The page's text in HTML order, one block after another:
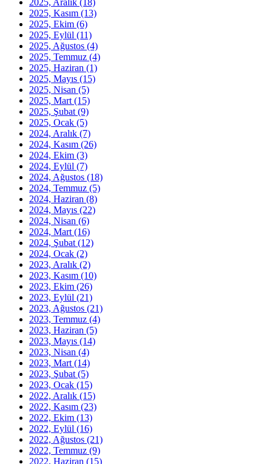
2025, Aralık (18)
2025, Kasım (13)
2025, Ekim (6)
2025, Eylül (11)
2025, Ağustos (4)
2025, Temmuz (4)
2025, Haziran (1)
2025, Mayıs (15)
2025, Nisan (5)
2025, Mart (15)
2025, Şubat (9)
2025, Ocak (5)
2024, Aralık (7)
2024, Kasım (26)
2024, Ekim (3)
2024, Eylül (7)
2024, Ağustos (18)
2024, Temmuz (5)
2024, Haziran (8)
2024, Mayıs (22)
2024, Nisan (6)
2024, Mart (16)
2024, Şubat (12)
2024, Ocak (2)
2023, Aralık (2)
2023, Kasım (10)
2023, Ekim (26)
2023, Eylül (21)
2023, Ağustos (21)
2023, Temmuz (4)
2023, Haziran (5)
2023, Mayıs (14)
2023, Nisan (4)
2023, Mart (14)
2023, Şubat (5)
2023, Ocak (15)
2022, Aralık (15)
2022, Kasım (23)
2022, Ekim (13)
2022, Eylül (16)
2022, Ağustos (21)
2022, Temmuz (9)
2022, Haziran (15)